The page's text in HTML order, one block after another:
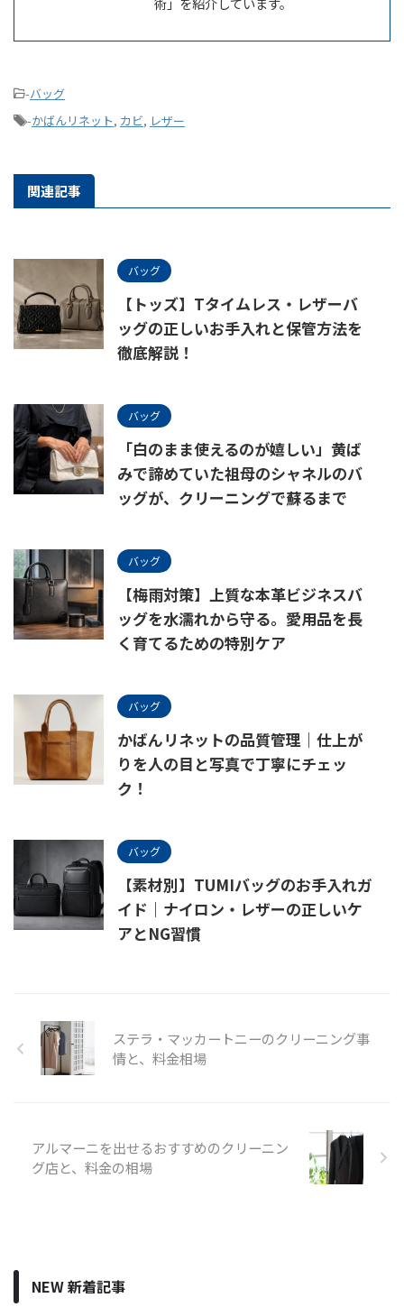
-バッグ
-かばんリネット, カビ, レザー
関連記事
バッグ
【トッズ】Tタイムレス・レザーバ
ッグの正しいお手入れと保管方法を
徹底解説！
バッグ
「白のまま使えるのが嬉しい」黄ば
みで諦めていた祖母のシャネルのバ
ッグが、クリーニングで蘇るまで
バッグ
【梅雨対策】上質な本革ビジネスバ
ッグを水濡れから守る。愛用品を長
く育てるための特別ケア
バッグ
かばんリネットの品質管理｜仕上が
りを人の目と写真で丁寧にチェッ
ク！
バッグ
【素材別】TUMIバッグのお手入れガ
イド｜ナイロン・レザーの正しいケ
アとNG習慣
ステラ・マッカートニーのクリーニング事
情と、料金相場
アルマーニを出せるおすすめのクリーニン
グ店と、料金の相場
NEW 新着記事